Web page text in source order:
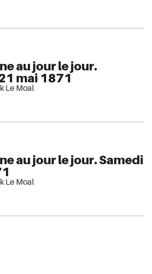
au jour le jour.
mai 1871
Le Moal
au jour le jour. Samedi
Le Moal